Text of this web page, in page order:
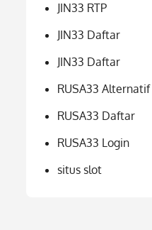
JIN33 RTP
JIN33 Daftar
JIN33 Daftar
RUSA33 Alternatif
RUSA33 Daftar
RUSA33 Login
situs slot